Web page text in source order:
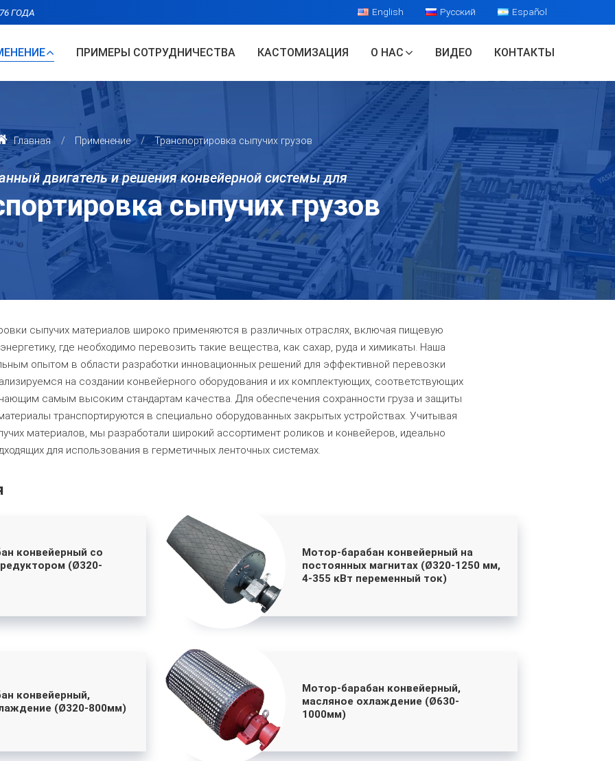
ГОДА English Русский Español
ПРИМЕРЫ СОТРУДНИЧЕСТВА КАСТОМИЗАЦИЯ О НАС ВИДЕО КОНТАКТЫ
Главная Применение Транспортировка сыпучих грузов
двигатель и решения конвейерной системы для
сыпучих грузов
сыпучих материалов широко применяются в различных отраслях, включая пищевую
где необходимо перевозить такие вещества, как сахар, руда и химикаты. Наша
опытом в области разработки инновационных решений для эффективной перевозки
на создании конвейерного оборудования и их комплектующих, соответствующих
самым высоким стандартам качества. Для обеспечения сохранности груза и защиты
транспортируются в специально оборудованных закрытых устройствах. Учитывая
материалов, мы разработали широкий ассортимент роликов и конвейеров, идеально
для использования в герметичных ленточных системах.
конвейерный со
(Ø320-
Мотор-барабан конвейерный на
постоянных магнитах (Ø320-1250 мм,
4-355 кВт переменный ток)
конвейерный,
(Ø320-800мм)
Мотор-барабан конвейерный,
масляное охлаждение (Ø630-
1000мм)